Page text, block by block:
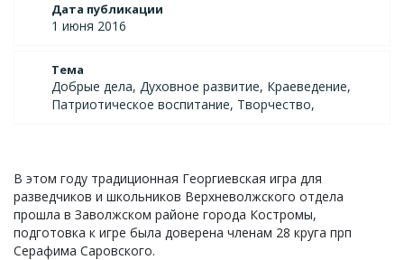
Дата публикации
1 июня 2016
Тема
Добрые дела, Духовное развитие, Краеведение,
Патриотическое воспитание, Творчество,
В этом году традиционная Георгиевская игра для
разведчиков и школьников Верхневолжского отдела
прошла в Заволжском районе города Костромы,
подготовка к игре была доверена членам 28 круга прп
Серафима Саровского.